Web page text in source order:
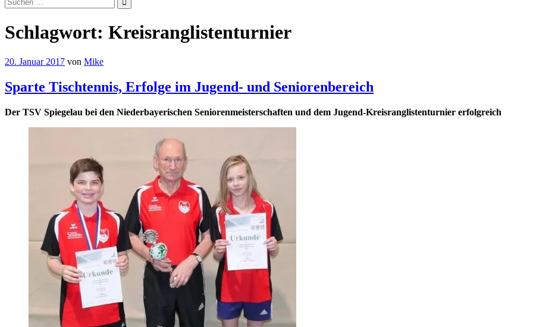
nach:
Schlagwort: Kreisranglistenturnier
20. Januar 2017 von Mike
Sparte Tischtennis, Erfolge im Jugend- und Seniorenbereich
Der TSV Spiegelau bei den Niederbayerischen Seniorenmeisterschaften und dem Jugend-Kreisranglistenturnier erfolgreich